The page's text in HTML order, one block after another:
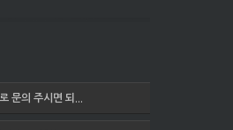
문의 주시면 되...